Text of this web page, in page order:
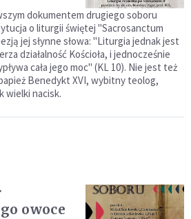
dokumentem drugiego soboru
o liturgii świętej "Sacrosanctum
jej słynne słowa: "Liturgia jednak jest
działalność Kościoła, i jednocześnie
cała jego moc" (KL 10). Nie jest też
Benedykt XVI, wybitny teolog,
wielki nacisk.
owoce